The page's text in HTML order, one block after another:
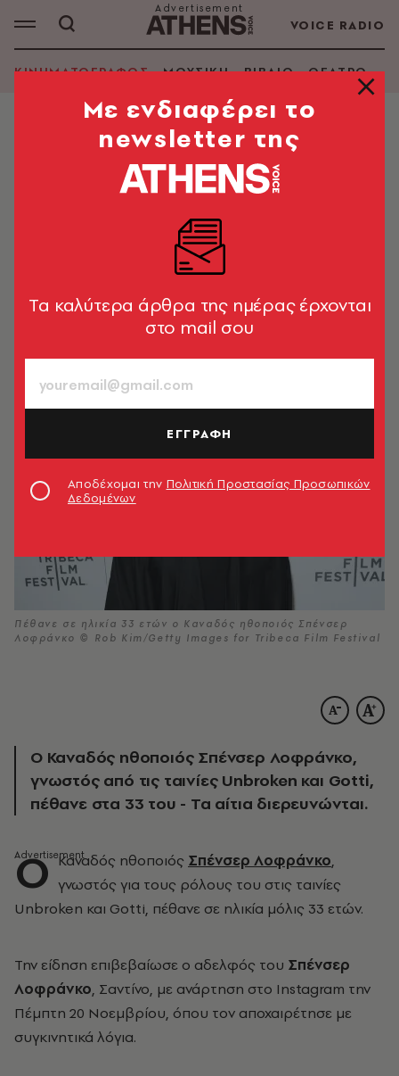
VOICE RADIO
ΚΙΝΗΜΑΤΟΓΡΑΦΟΣ ΜΟΥΣΙΚΗ ΒΙΒΛΙΟ ΘΕΑΤΡΟ -
ΚΙΝΗΜΑΤΟΓΡΑΦΟΣ
Πέθανε ο Καναδός ηθοποιός
Σπένσερ Λοφράνκο σε ηλικία 33
Γνωστός από τις ταινίες Unbroken και Gotti - Η
Πέθανε σε ηλικία 33 ετών ο Καναδός ηθοποιός Σπένσερ
Λοφράνκο © Rob Kim/Getty Images for Tribeca Film Festival
Ο Καναδός ηθοποιός Σπένσερ Λοφράνκο,
γνωστός από τις ταινίες Unbroken και Gotti,
πέθανε στα 33 του - Τα αίτια διερευνώνται.
Ο Καναδός ηθοποιός Σπένσερ Λοφράνκο,
γνωστός για τους ρόλους του στις ταινίες
Unbroken και Gotti, πέθανε σε ηλικία μόλις 33 ετών.
Την είδηση επιβεβαίωσε ο αδελφός του Σπένσερ
Λοφράνκο, Σαντίνο, με ανάρτηση στο Instagram την
Πέμπτη 20 Νοεμβρίου, όπου τον αποχαιρέτησε με
συγκινητικά λόγια.
Mε ενδιαφέρει το
newsletter της
Tα καλύτερα άρθρα της ημέρας έρχονται
στο mail σου
ΕΓΓΡΑΦΗ
Αποδέχομαι την Πολιτική Προστασίας Προσωπικών
Δεδομένων